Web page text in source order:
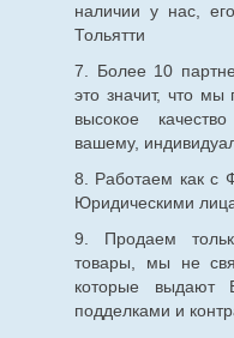
наличии у нас,
Тольятти
7. Более 10
это значит, что
высокое
вашему,
8. Работаем как с
Юридическими
9. Продаем
товары, мы не
которые
подделками и